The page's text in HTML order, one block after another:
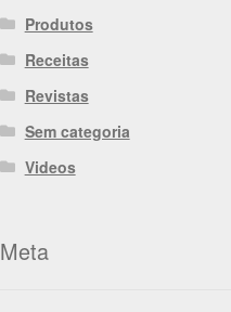
Produtos
Receitas
Revistas
Sem categoria
Videos
Meta